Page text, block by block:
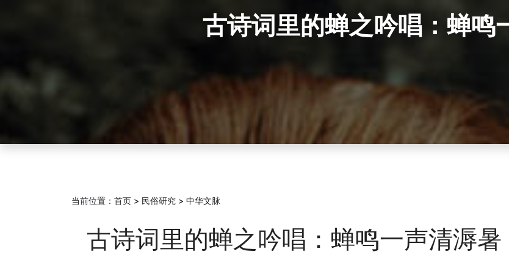
古诗词里的蝉之吟唱：蝉鸣
当前位置： 首页 > 民俗研究 > 中华文脉
古诗词里的蝉之吟唱：蝉鸣一声清溽暑